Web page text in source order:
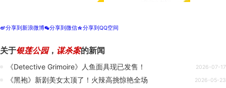
t分享到新浪微博w分享到微信z分享到QQ空间
关于银莲公园， 谋杀案的新闻
《Detective Grimoire》人鱼面具现已发售！ 2026-07-17
《黑袍》新剧美女太顶了！火辣高挑惊艳全场 2026-05-23